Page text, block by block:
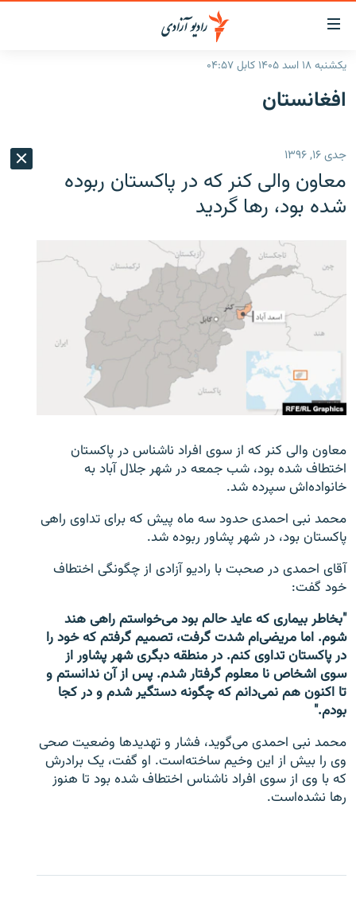
لینک‌های
قابل
دسترسی
بازگشت
بازگشت
منوی
اصلی
صفحه
صفحه نخست
گزارش‌ها
منطقه
شرق میانه
افغانستان
جهان
جدول نشرات
مصاحبه‌ها
مجموعه تصویری
ورزش
بحران مهاجرت
'کووید-۱۹'
تماس
صفحه پشتو
Azadi English
به ما بپیوندید
همۀ سایت‌های رادیو آزادی/ رادیو اروپای آزاد
یکشنبه ۱۸ اسد ۱۴۰۵ کابل ۰۴:۵۷
افغانستان
جدی ۱۶, ۱۳۹۶
معاون والی کنر که در پاکستان ربوده
شده بود، رها گردید
معاون والی کنر که از سوی افراد ناشناس در پاکستان
اختطاف شده بود، شب جمعه در شهر جلال آباد به
خانواده‌اش سپرده شد.
محمد نبی احمدی حدود سه ماه پیش که برای تداوی راهی
پاکستان بود، در شهر پشاور ربوده شد.
آقای احمدی در صحبت با رادیو آزادی از چگونگی اختطاف
خود گفت:
"بخاطر بیماری که عاید حالم بود می‌خواستم راهی هند
شوم. اما مریضی‌ام شدت گرفت، تصمیم گرفتم که خود را
در پاکستان تداوی کنم. در منطقه دبگری شهر پشاور از
سوی اشخاص نا معلوم گرفتار شدم. پس از آن ندانستم و
تا اکنون هم نمی‌دانم که چگونه دستگیر شدم و در کجا
بودم."
محمد نبی احمدی می‌گوید، فشار و تهدیدها وضعیت صحی
وی را بیش از این وخیم ساخته‌است. او گفت، یک برادرش
که با وی از سوی افراد ناشناس اختطاف شده بود تا هنوز
رها نشده‌است.